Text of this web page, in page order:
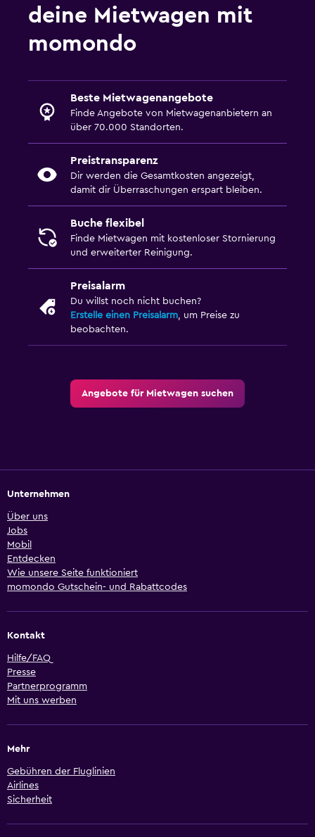
deine Mietwagen mit
momondo
Beste Mietwagenangebote
Finde Angebote von Mietwagenanbietern an
über 70.000 Standorten.
Preistransparenz
Dir werden die Gesamtkosten angezeigt,
damit dir Überraschungen erspart bleiben.
Buche flexibel
Finde Mietwagen mit kostenloser Stornierung
und erweiterter Reinigung.
Preisalarm
Du willst noch nicht buchen?
Erstelle einen Preisalarm, um Preise zu
beobachten.
Angebote für Mietwagen suchen
Unternehmen
Über uns
Jobs
Mobil
Entdecken
Wie unsere Seite funktioniert
momondo Gutschein- und Rabattcodes
Kontakt
Hilfe/FAQ
Presse
Partnerprogramm
Mit uns werben
Mehr
Gebühren der Fluglinien
Airlines
Sicherheit